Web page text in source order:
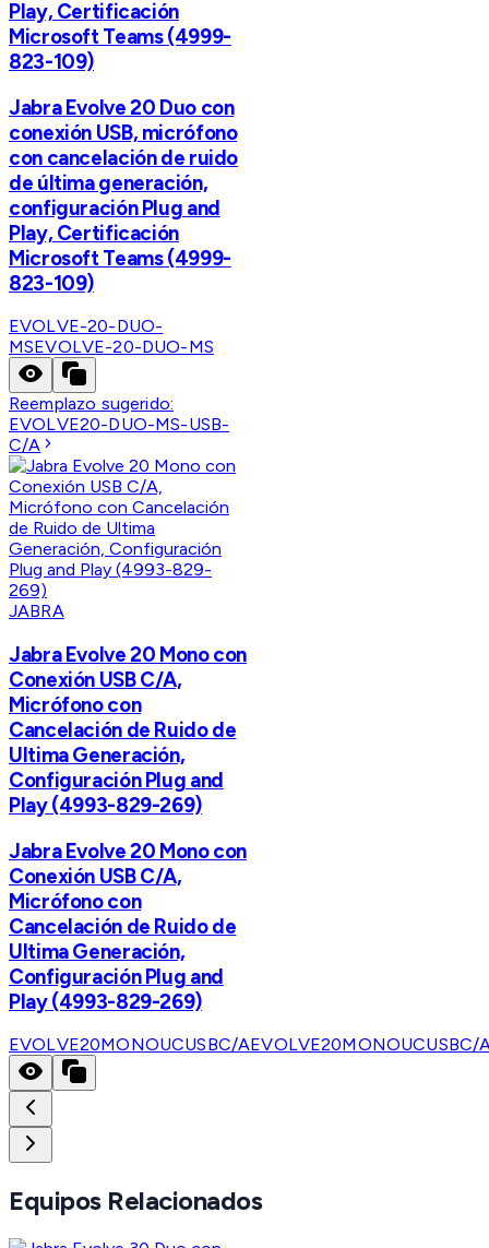
Play, Certificación
Microsoft Teams (4999-
823-109)
Jabra Evolve 20 Duo con
conexión USB, micrófono
con cancelación de ruido
de última generación,
configuración Plug and
Play, Certificación
Microsoft Teams (4999-
823-109)
EVOLVE-20-DUO-
MSEVOLVE-20-DUO-MS
Reemplazo sugerido:
EVOLVE20-DUO-MS-USB-
C/A
JABRA
Jabra Evolve 20 Mono con
Conexión USB C/A,
Micrófono con
Cancelación de Ruido de
Ultima Generación,
Configuración Plug and
Play (4993-829-269)
Jabra Evolve 20 Mono con
Conexión USB C/A,
Micrófono con
Cancelación de Ruido de
Ultima Generación,
Configuración Plug and
Play (4993-829-269)
EVOLVE20MONOUCUSBC/AEVOLVE20MONOUCUSBC/
Equipos Relacionados